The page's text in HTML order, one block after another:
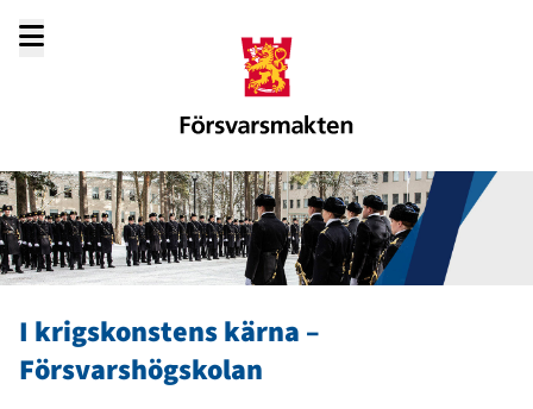
I krigskonstens kärna –
Försvarshögskolan